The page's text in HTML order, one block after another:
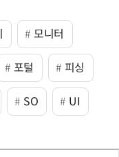
모니터
포털 피싱
SO UI